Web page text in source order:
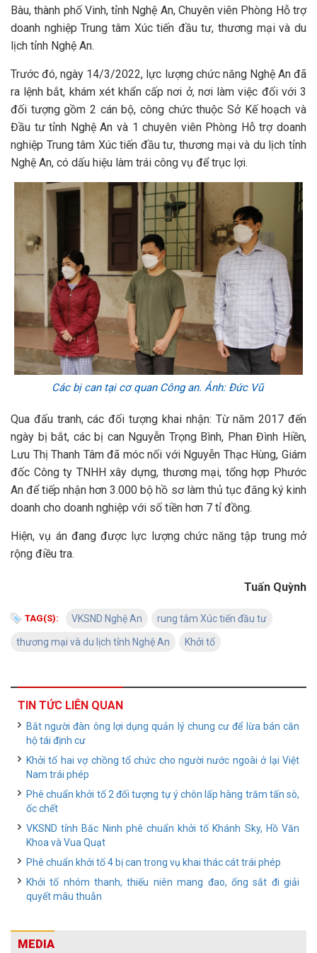
Bàu, thành phố Vinh, tỉnh Nghệ An, Chuyên viên Phòng Hỗ trợ
doanh nghiệp Trung tâm Xúc tiến đầu tư, thương mại và du
lịch tỉnh Nghệ An.
Trước đó, ngày 14/3/2022, lực lượng chức năng Nghệ An đã
ra lệnh bắt, khám xét khẩn cấp nơi ở, nơi làm việc đối với 3
đối tượng gồm 2 cán bộ, công chức thuộc Sở Kế hoạch và
Đầu tư tỉnh Nghệ An và 1 chuyên viên Phòng Hỗ trợ doanh
nghiệp Trung tâm Xúc tiến đầu tư, thương mại và du lịch tỉnh
Nghệ An, có dấu hiệu làm trái công vụ để trục lợi.
Các bị can tại cơ quan Công an. Ảnh: Đức Vũ
Qua đấu tranh, các đối tượng khai nhận: Từ năm 2017 đến
ngày bị bắt, các bị can Nguyễn Trọng Bình, Phan Đình Hiền,
Lưu Thị Thanh Tâm đã móc nối với Nguyễn Thạc Hùng, Giám
đốc Công ty TNHH xây dựng, thương mại, tổng hợp Phước
An để tiếp nhận hơn 3.000 bộ hồ sơ làm thủ tục đăng ký kinh
doanh cho doanh nghiệp với số tiền hơn 7 tỉ đồng.
Hiện, vụ án đang được lực lượng chức năng tập trung mở
rộng điều tra.
Tuấn Quỳnh
TAG(S): VKSND Nghệ An rung tâm Xúc tiến đầu tư
thương mại và du lịch tỉnh Nghệ An Khởi tố
TIN TỨC LIÊN QUAN
Bắt người đàn ông lợi dụng quản lý chung cư để lừa bán căn
hộ tái định cư
Khởi tố hai vợ chồng tổ chức cho người nước ngoài ở lại Việt
Nam trái phép
Phê chuẩn khởi tố 2 đối tượng tự ý chôn lấp hàng trăm tấn sò,
ốc chết
VKSND tỉnh Bắc Ninh phê chuẩn khởi tố Khánh Sky, Hồ Văn
Khoa và Vua Quạt
Phê chuẩn khởi tố 4 bị can trong vụ khai thác cát trái phép
Khởi tố nhóm thanh, thiếu niên mang đao, ống sắt đi giải
quyết mâu thuẫn
MEDIA